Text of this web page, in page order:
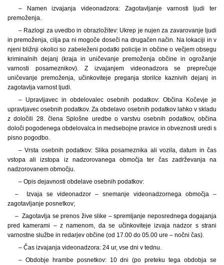
– Namen izvajanja videonadzora: Zagotavljanje varnosti ljudi ter
premoženja.
– Razlogi za uvedbo in obrazložitev: Ukrep je nujen za zavarovanje ljudi
in premoženja, cilja pa ni mogoče doseči na drugačen način. Na lokaciji in v
njeni bližnji okolici so zabeleženi podatki policije in občine o večjem obsegu
kriminalnih dejanj (kraja in uničevanje premoženja občine in ogrožanje
varnosti posameznikov). Z izvajanjem videonadzora se preprečuje
uničevanje premoženja, učinkoviteje preganja storilce kaznivih dejanj in
zagotavlja varnost ljudi.
– Upravljavec in obdelovalec osebnih podatkov: Občina Kočevje je
upravljavec osebnih podatkov. Za obdelavo osebnih podatkov lahko v skladu
z določili 28. člena Splošne uredbe o varstvu osebnih podatkov, občina
določi pogodenega obdelovalca in medsebojne pravice in obveznosti uredi s
pisno pogodbo.
– Vrsta osebnih podatkov: Slika posameznika ali vozila, datum in čas
vstopa ali izstopa iz nadzorovanega območja ter čas zadrževanja na
nadzorovanem območju.
– Opis dejavnosti obdelave osebnih podatkov:
– Izvaja se videonadzor – snemanje videonadzornega območja –
zagotavljanje posnetkov;
– Zagotavlja se prenos žive slike – spremljanje neposrednega dogajanja
pred kamerami – z namenom, da se učinkoviteje izvaja nadzor s strani
varnostne službe in redarjev občine (od 17.00 do 05.00 ure – nočni čas).
– Čas izvajanja videonadzora: 24 ur, vse dni v tednu.
– Obdobje hrambe posnetkov: 10 dni (po preteku tega obdobja se